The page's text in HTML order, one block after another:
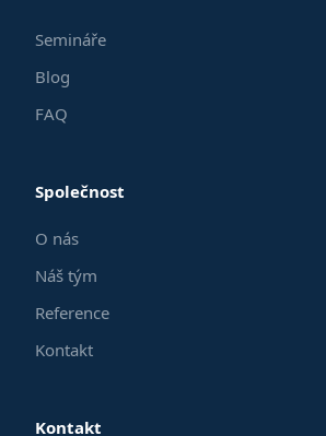
Semináře
Blog
FAQ
Společnost
O nás
Náš tým
Reference
Kontakt
Kontakt